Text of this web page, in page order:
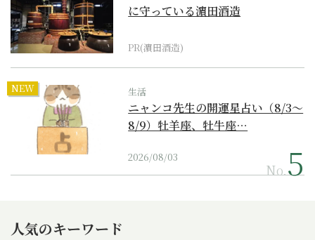
に守っている濵田酒造
PR(濵田酒造)
NEW 生活
ニャンコ先生の開運星占い（8/3～
8/9）牡羊座、牡牛座…
2026/08/03
No.
人気のキーワード